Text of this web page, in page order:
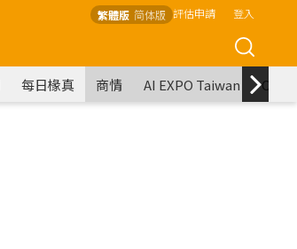
繁體版 简体版 評估申請 登入
每日椽真 商情 AI EXPO Taiwan